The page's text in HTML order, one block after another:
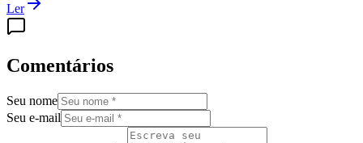
Ler
Comentários
Seu nome
Seu e-mail